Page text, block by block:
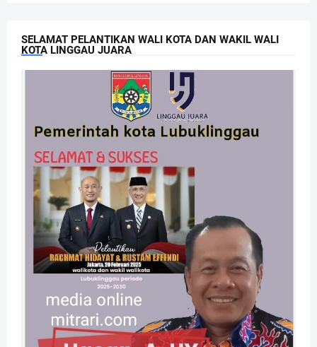
SELAMAT PELANTIKAN WALI KOTA DAN WAKIL WALI
KOTA LINGGAU JUARA